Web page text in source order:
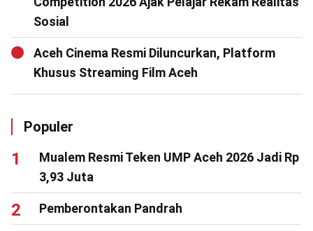
Sosial
Aceh Cinema Resmi Diluncurkan, Platform
Khusus Streaming Film Aceh
Populer
Mualem Resmi Teken UMP Aceh 2026 Jadi Rp
3,93 Juta
Pemberontakan Pandrah